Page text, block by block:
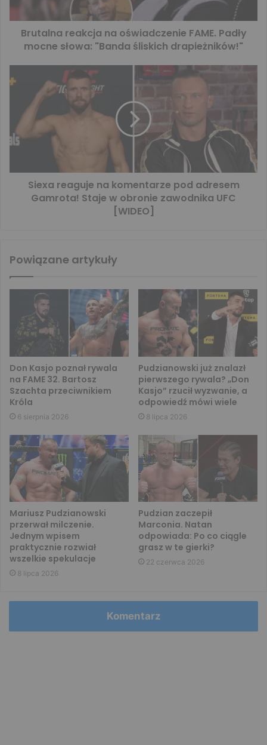
Brutalna reakcja na oświadczenie FAME. Padły
mocne słowa: "Banda śliskich drapieżników!"
Siexa reaguje na komentarze pod adresem
Gamrota! Staje w obronie zawodnika UFC
[WIDEO]
Powiązane artykuły
Don Kasjo poznał rywala
na FAME 32. Bartosz
Szachta przeciwnikiem
Króla
6 sierpnia 2026
Pudzianowski już znalazł
pierwszego rywala? „Don
Kasjo” rzucił wyzwanie, a
odpowiedź mówi wiele
8 lipca 2026
Mariusz Pudzianowski
przerwał milczenie.
Jednym wpisem
praktycznie rozwiał
wszelkie spekulacje
8 lipca 2026
Pudzian zaczepił
Marconia. Natan
odpowiada: Po co ciągle
grasz w te gierki?
22 czerwca 2026
Komentarz